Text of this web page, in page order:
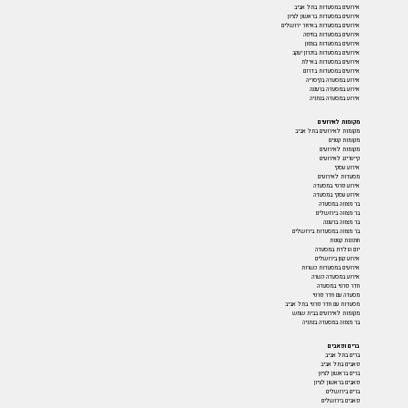
אירועים במסעדות בתל אביב
אירועים במסעדות בראשון לציון
אירועים במסעדות באיזור ירושלים
אירועים במסעדות בחיפה
אירועים במסעדות בצפון
אירועים במסעדות בזכרון יעקב
אירועים במסעדות באילת
אירועים במסעדות בדרום
אירוע במסעדה בקיסריה
אירוע במסעדה ברעננה
אירוע במסעדה בנתניה
מקומות לאירועים
מקומות לאירועים בתל אביב
מקומות קטנים
מקומות לאירועים
קייטרינג לאירועים
אירוע עסקי
מסעדות לאירועים
אירוע פרטי במסעדה
אירוע עסקי במסעדה
בר מצווה במסעדה
בר מצווה בירושלים
בר מצווה ברעננה
בר מצווה במסעדות בירושלים
חתונות קטנות
יום הולדת במסעדה
אירוע קטן בירושלים
אירועים במסעדות כשרות
אירוע במסעדה כשרה
חדר פרטי במסעדה
מסעדה עם חדר פרטי
מסעדות עם חדר פרטי בתל אביב
מקומות לאירועים בבית שמש
בר מצווה במסעדה בנתניה
ברים ופאבים
ברים בתל אביב
פאבים בתל אביב
ברים בראשון לציון
פאבים בראשון לציון
ברים בירושלים
פאבים בירושלים